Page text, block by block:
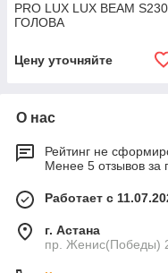
PRO LUX LUX BEAM S230
ГОЛОВА
Цену уточняйте
О нас
Рейтинг не
Менее 5 отзывов за
Работает с
г. Астана
пр. Женис(Победы)